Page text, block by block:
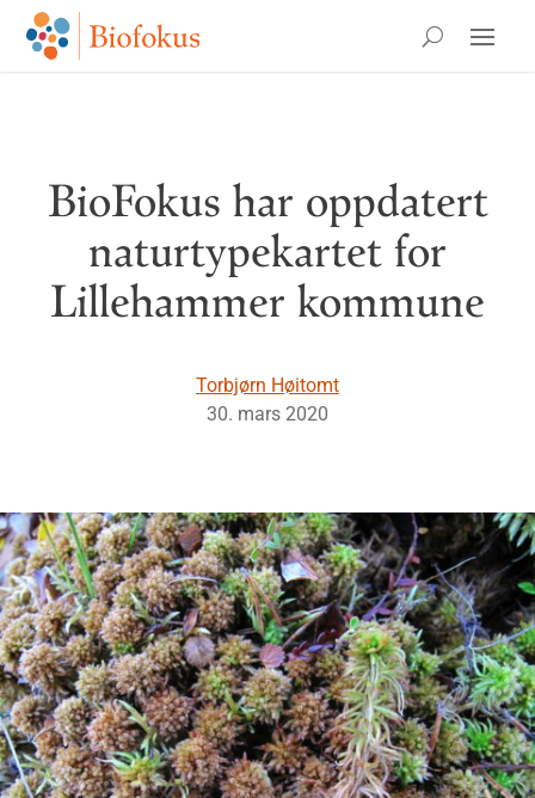
BioFokus har oppdatert
naturtypekartet for
Lillehammer kommune
Torbjørn Høitomt
30. mars 2020